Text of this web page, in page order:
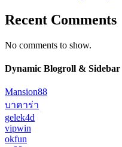
Recent Comments
No comments to show.
Dynamic Blogroll & Sidebar
Mansion88
บาคาร่า
gelek4d
vipwin
okfun